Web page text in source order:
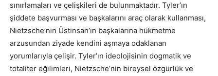
sınırlamaları ve çelişkileri de bulunmaktadır. Tyler’ın
şiddete başvurması ve başkalarını araç olarak kullanması,
Nietzsche’nin Üstinsan’ın başkalarına hükmetme
arzusundan ziyade kendini aşmaya odaklanan
yorumlarıyla çelişir. Tyler’ın ideolojisinin dogmatik ve
totaliter eğilimleri, Nietzsche’nin bireysel özgürlük ve